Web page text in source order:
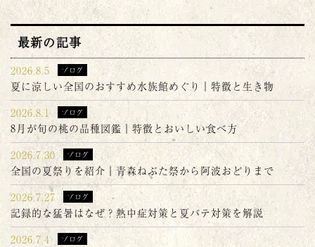
最新の記事
2026.8.5 ブログ
夏に涼しい全国のおすすめ水族館めぐり｜特徴と生き物
2026.8.1
ブログ
8月が旬の桃の品種図鑑｜特徴とおいしい食べ方
2026.7.30
ブログ
全国の夏祭りを紹介｜青森ねぶた祭から阿波おどりまで
2026.7.27
ブログ
記録的な猛暑はなぜ？熱中症対策と夏バテ対策を解説
2026.7.4
ブログ